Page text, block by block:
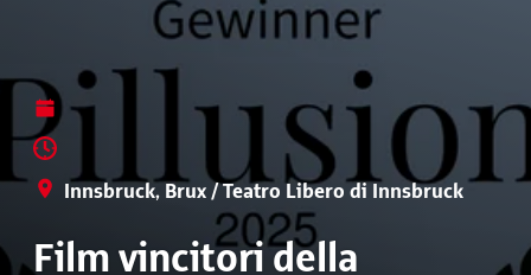
Innsbruck, Brux / Teatro Libero di Innsbruck
Film vincitori della